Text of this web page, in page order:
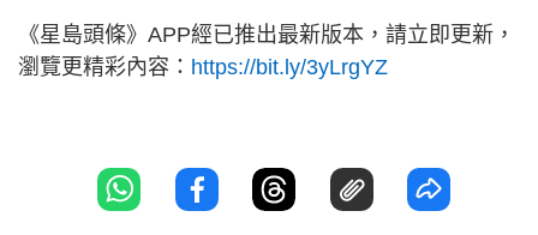
《星島頭條》APP經已推出最新版本，請立即更新，
瀏覽更精彩內容： https://bit.ly/3yLrgYZ